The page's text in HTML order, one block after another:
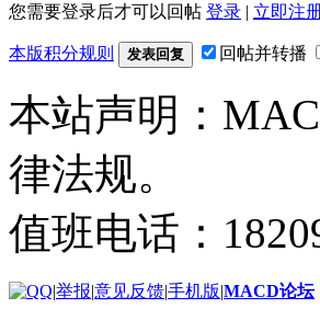
您需要登录后才可以回帖 登录 | 立即注
本版积分规则 发表回复 回帖并转播
本站声明：
律法规。
值班电话：
|举报|意见反馈|手机版|MACD论坛